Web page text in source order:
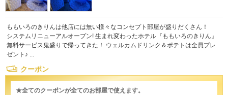
ももいろのきりんは他店には無い様々なコンセプト部屋が盛りだくさん！
システムリニューアルオープン! 生まれ変わったホテル『ももいろのきりん』
無料サービス鬼盛りで帰ってきた！ ウェルカムドリンク＆ポテトは全員プレ
ゼント♪ ...
クーポン
★全てのクーポンが全てのお部屋で使えます。